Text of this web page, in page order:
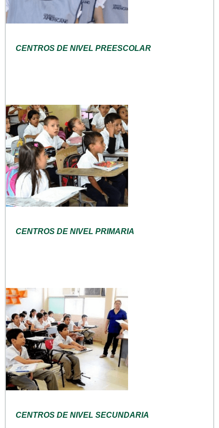
CENTROS DE NIVEL PREESCOLAR
CENTROS DE NIVEL PRIMARIA
CENTROS DE NIVEL SECUNDARIA